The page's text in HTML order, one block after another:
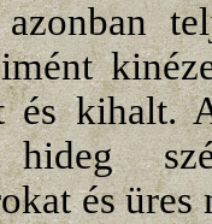
és kihalt.
hideg
és